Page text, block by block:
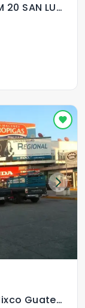
TERRENO COMERCIAL EN VENTA KM 20 SAN LUCAS SACATEPEQUEZ
Edificio Comercial en Venta en Mixco Guatemala